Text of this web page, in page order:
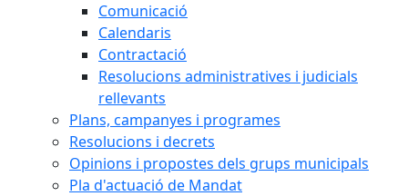
Comunicació
Calendaris
Contractació
Resolucions administratives i judicials
rellevants
Plans, campanyes i programes
Resolucions i decrets
Opinions i propostes dels grups municipals
Pla d'actuació de Mandat